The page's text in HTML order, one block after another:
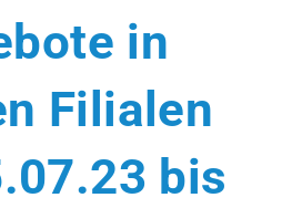
in
Filialen
bis